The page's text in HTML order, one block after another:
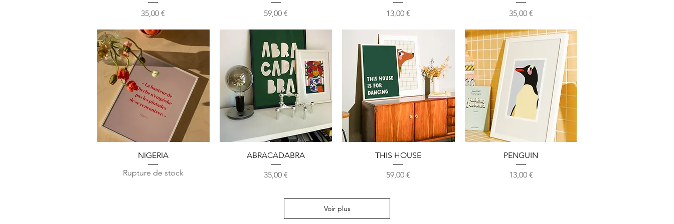
Prix
35,00 €
Prix
59,00 €
Prix
13,00 €
Prix
35,00 €
Aperçu rapide
NIGERIA
Rupture de stock
Aperçu rapide
ABRACADABRA
Prix
35,00 €
Aperçu rapide
THIS HOUSE
Prix
59,00 €
Aperçu rapide
PENGUIN
Prix
13,00 €
Voir plus